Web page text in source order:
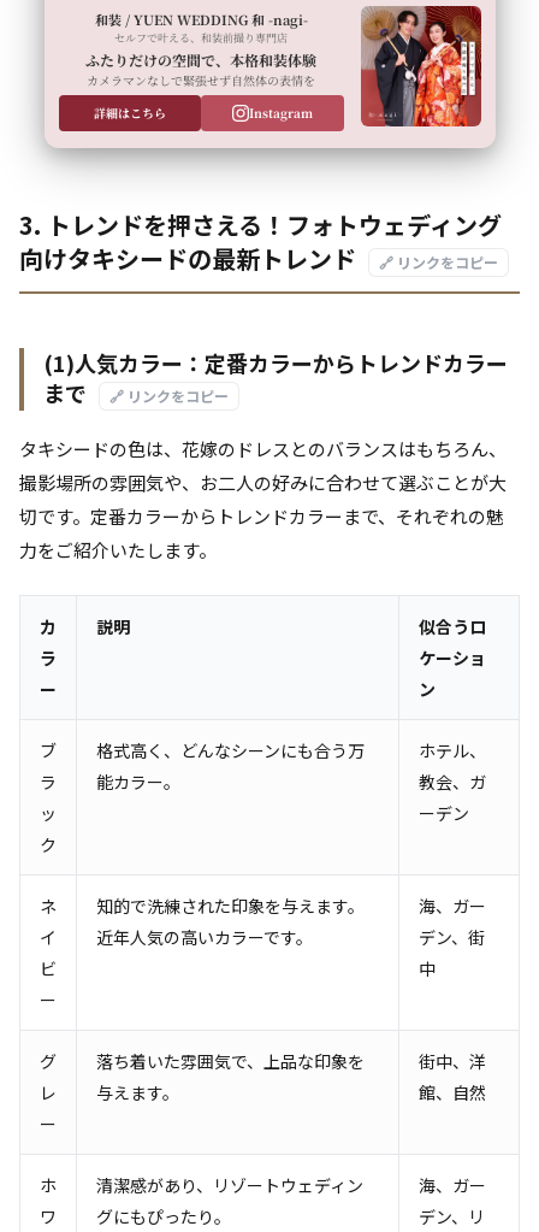
和装 / YUEN WEDDING 和 -nagi-
セルフで叶える、和装前撮り専門店
ふたりだけの空間で、本格和装体験
カメラマンなしで緊張せず自然体の表情を
詳細はこちら
Instagram
3. トレンドを押さえる！フォトウェディング
向けタキシードの最新トレンド
🔗 リンクをコピー
(1)人気カラー：定番カラーからトレンドカラー
まで
🔗 リンクをコピー
タキシードの色は、花嫁のドレスとのバランスはもちろん、
撮影場所の雰囲気や、お二人の好みに合わせて選ぶことが大
切です。定番カラーからトレンドカラーまで、それぞれの魅
力をご紹介いたします。
カ
ラ
ー
説明
似合うロ
ケーショ
ン
ブ
ラ
ッ
ク
格式高く、どんなシーンにも合う万
能カラー。
ホテル、
教会、ガ
ーデン
ネ
イ
ビ
ー
知的で洗練された印象を与えます。
近年人気の高いカラーです。
海、ガー
デン、街
中
グ
レ
ー
落ち着いた雰囲気で、上品な印象を
与えます。
街中、洋
館、自然
ホ
ワ
清潔感があり、リゾートウェディン
グにもぴったり。
海、ガー
デン、リ